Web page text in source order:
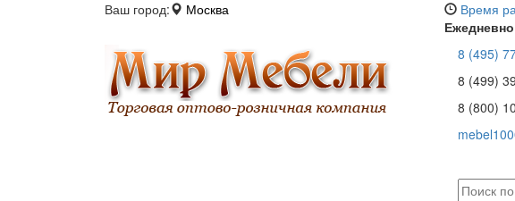
Ваш город: Москва
Время
8 (495)
8 (499)
8 (800)